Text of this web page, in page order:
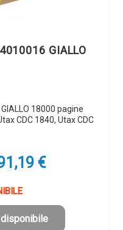
GIALLO
18000 pagine
CDC 1840, Utax CDC
€.
€Il
è:
191,19 €.